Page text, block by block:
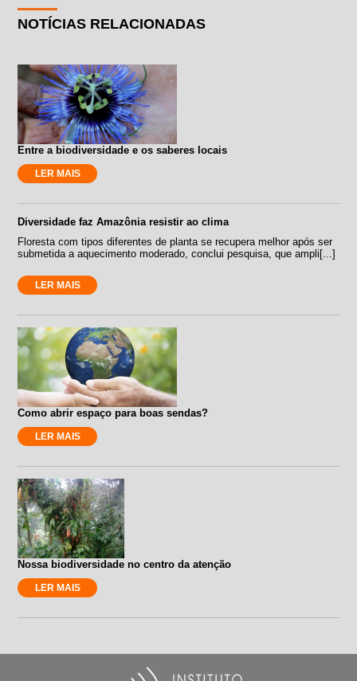
NOTÍCIAS RELACIONADAS
Entre a biodiversidade e os saberes locais
LER MAIS
Diversidade faz Amazônia resistir ao clima
Floresta com tipos diferentes de planta se recupera melhor após ser
submetida a aquecimento moderado, conclui pesquisa, que ampli[...]
LER MAIS
Como abrir espaço para boas sendas?
LER MAIS
Nossa biodiversidade no centro da atenção
LER MAIS